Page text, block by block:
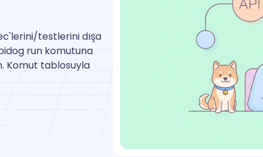
testlerini dışa
run komutuna
Komut tablosuyla